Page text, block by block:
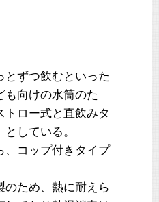
とずつ飲むといった
も向けの水筒のた
ロー式と直飲みタ
している。
、コップ付きタイプ
のため、熱に耐えら